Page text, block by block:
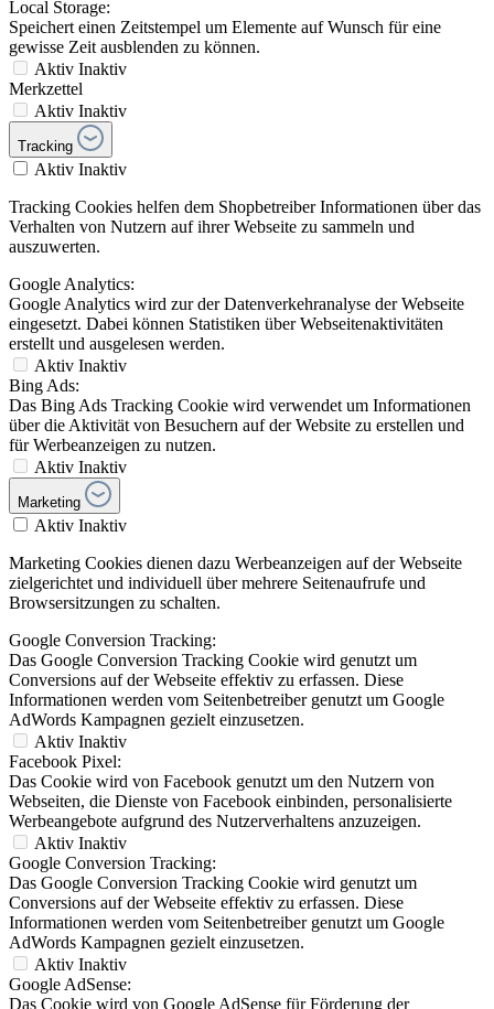
Local Storage:
Speichert einen Zeitstempel um Elemente auf Wunsch für eine
gewisse Zeit ausblenden zu können.
Aktiv Inaktiv
Merkzettel
Aktiv Inaktiv
Tracking
Aktiv Inaktiv
Tracking Cookies helfen dem Shopbetreiber Informationen über das
Verhalten von Nutzern auf ihrer Webseite zu sammeln und
auszuwerten.
Google Analytics:
Google Analytics wird zur der Datenverkehranalyse der Webseite
eingesetzt. Dabei können Statistiken über Webseitenaktivitäten
erstellt und ausgelesen werden.
Aktiv Inaktiv
Bing Ads:
Das Bing Ads Tracking Cookie wird verwendet um Informationen
über die Aktivität von Besuchern auf der Website zu erstellen und
für Werbeanzeigen zu nutzen.
Aktiv Inaktiv
Marketing
Aktiv Inaktiv
Marketing Cookies dienen dazu Werbeanzeigen auf der Webseite
zielgerichtet und individuell über mehrere Seitenaufrufe und
Browsersitzungen zu schalten.
Google Conversion Tracking:
Das Google Conversion Tracking Cookie wird genutzt um
Conversions auf der Webseite effektiv zu erfassen. Diese
Informationen werden vom Seitenbetreiber genutzt um Google
AdWords Kampagnen gezielt einzusetzen.
Aktiv Inaktiv
Facebook Pixel:
Das Cookie wird von Facebook genutzt um den Nutzern von
Webseiten, die Dienste von Facebook einbinden, personalisierte
Werbeangebote aufgrund des Nutzerverhaltens anzuzeigen.
Aktiv Inaktiv
Google Conversion Tracking:
Das Google Conversion Tracking Cookie wird genutzt um
Conversions auf der Webseite effektiv zu erfassen. Diese
Informationen werden vom Seitenbetreiber genutzt um Google
AdWords Kampagnen gezielt einzusetzen.
Aktiv Inaktiv
Google AdSense:
Das Cookie wird von Google AdSense für Förderung der